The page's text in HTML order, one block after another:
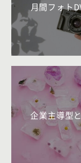
月間フォト
企業主導型